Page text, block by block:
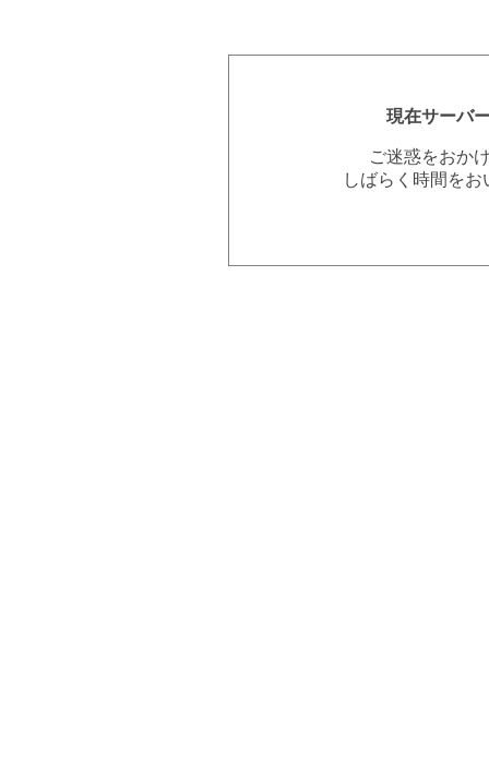
現在サーバ
ご迷惑をおか
しばらく時間を